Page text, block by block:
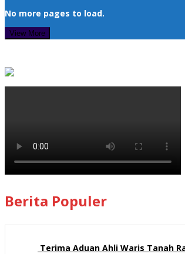
No more pages to load.
View More
Berita Populer
Terima Aduan Ahli Waris Tanah